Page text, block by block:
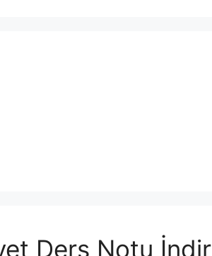
Ders Notu İndir